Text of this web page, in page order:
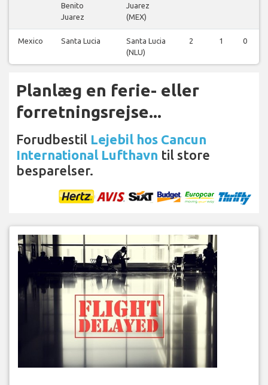
Benito
Juarez
Juarez
(MEX)
Mexico Santa Lucia
Santa Lucia
(NLU)
2 1 0
Planlæg en ferie- eller
forretningsrejse...
Forudbestil Lejebil hos Cancun
International Lufthavn til store
besparelser.